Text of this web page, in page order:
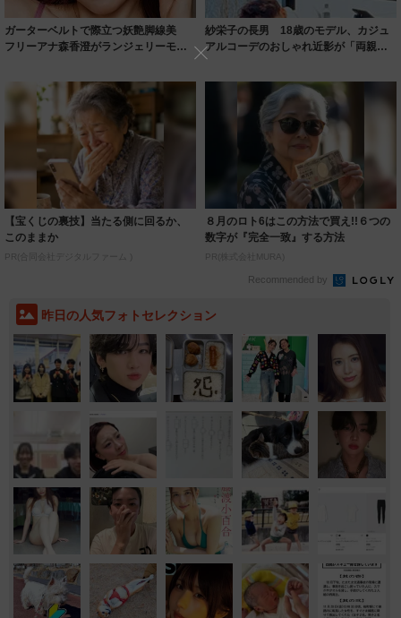
ガーターベルトで際立つ妖艶脚線美
フリーアナ森香澄がランジェリーモデ
紗栄子の長男 18歳のモデル、カジュ
アルコーデのおしゃれ近影が「両親の
いいとこ取...
【宝くじの裏技】当たる側に回るか、
このままか
PR(合同会社デジタルファーム )
８月のロト6はこの方法で買え!!６つの
数字が『完全一致』する方法
PR(株式会社MURA)
Recommended by
昨日の人気フォトセレクション